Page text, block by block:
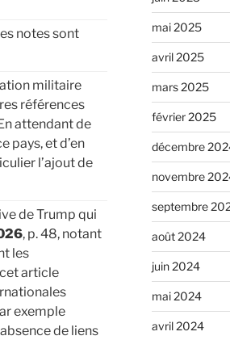
notes sont
militaire
références
attendant de
pays, et d’en
l’ajout de
de Trump qui
, p. 48, notant
les
article
exemple
de liens
mai 2025
avril 2025
mars 2025
février 2025
décembre
novembre
septembre
août 2024
juin 2024
mai 2024
avril 2024